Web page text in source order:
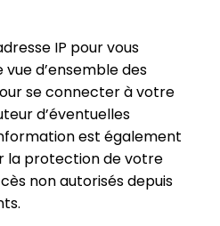
IP pour vous
d’ensemble des
se connecter à votre
d’éventuelles
est également
la protection de votre
non autorisés depuis